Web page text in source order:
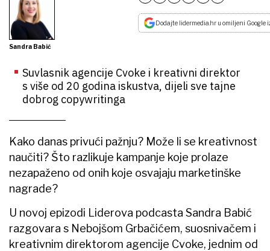
Sandra Babić
Dodajte lidermedia.hr u omiljeni Google
Suvlasnik agencije Cvoke i kreativni direktor
s više od 20 godina iskustva, dijeli sve tajne
dobrog copywritinga
Kako danas privući pažnju? Može li se kreativnost
naučiti? Što razlikuje kampanje koje prolaze
nezapaženo od onih koje osvajaju marketinške
nagrade?
U novoj epizodi Liderova podcasta Sandra Babić
razgovara s Nebojšom Grbačićem, suosnivačem i
kreativnim direktorom agencije Cvoke, jednim od